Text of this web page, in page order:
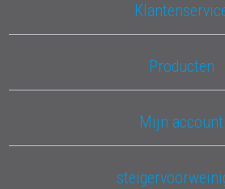
Producten
Mijn account